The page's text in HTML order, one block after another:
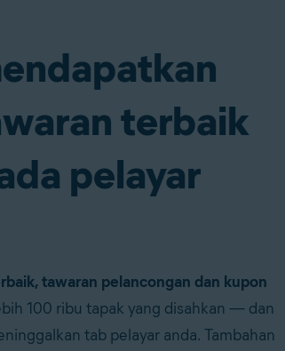
terbaik
pelayar
tawaran pelancongan dan kupon
100 ribu tapak yang disahkan — dan
tab pelayar anda. Tambahan